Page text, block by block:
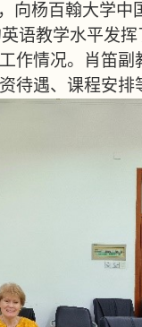
向杨百翰大学中
语教学水平发
作情况。肖笛副
待遇、课程安排